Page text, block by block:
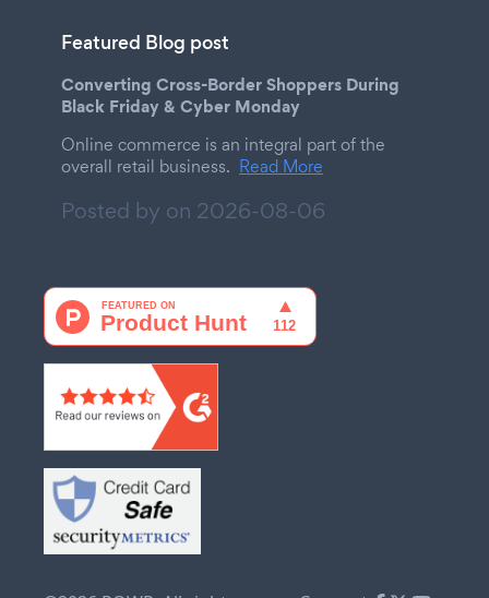
Featured Blog post
Converting Cross-Border Shoppers During
Black Friday & Cyber Monday
Online commerce is an integral part of the
overall retail business. Read More
Posted by on 2026-08-06